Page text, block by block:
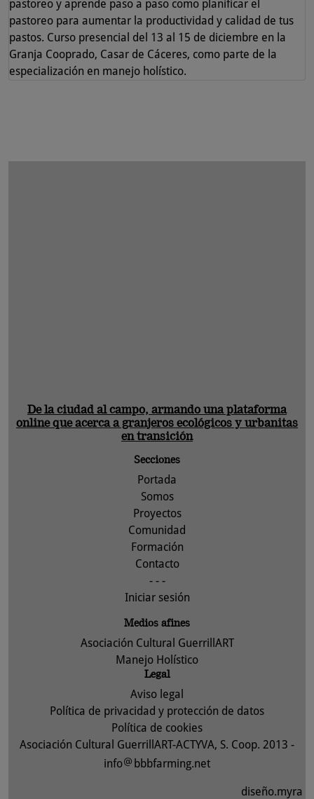
pastoreo y aprende paso a paso como planificar el
pastoreo para aumentar la productividad y calidad de tus
pastos. Curso presencial del 13 al 15 de diciembre en la
Granja Cooprado, Casar de Cáceres, como parte de la
especialización en manejo holístico.
De la ciudad al campo, armando una plataforma
online que acerca a granjeros ecológicos y urbanitas
en transición
Secciones
Portada
Somos
Proyectos
Comunidad
Formación
Contacto
- - -
Iniciar sesión
Medios afines
Asociación Cultural GuerrillART
Manejo Holístico
Legal
Aviso legal
Política de privacidad y protección de datos
Política de cookies
Asociación Cultural GuerrillART-ACTYVA, S. Coop. 2013 -
info
bbbfarming.net
diseño.myra